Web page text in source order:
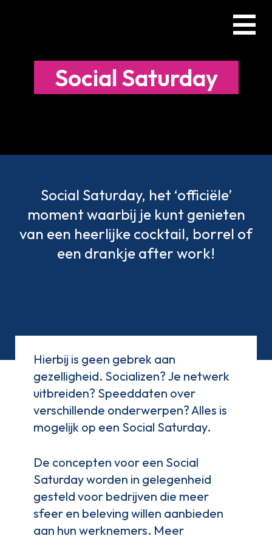
content
Menu
Social Saturday
Social Saturday, het ‘officiële’
moment waarbij je kunt genieten
van een heerlijke cocktail, borrel of
een drankje after work!
Hierbij is geen gebrek aan
gezelligheid. Socializen? Je netwerk
uitbreiden? Speeddaten over
verschillende onderwerpen? Alles is
mogelijk op een Social Saturday.
De concepten voor een Social
Saturday worden in gelegenheid
gesteld voor bedrijven die meer
sfeer en beleving willen aanbieden
aan hun werknemers. Meer